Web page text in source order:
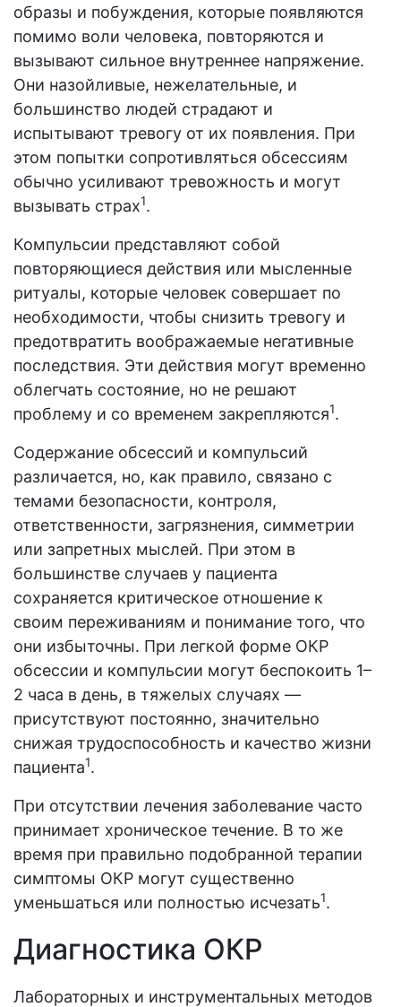
образы и побуждения, которые появляются
помимо воли человека, повторяются и
вызывают сильное внутреннее напряжение.
Они назойливые, нежелательные, и
большинство людей страдают и
испытывают тревогу от их появления. При
этом попытки сопротивляться обсессиям
обычно усиливают тревожность и могут
вызывать страх1.
Компульсии представляют собой
повторяющиеся действия или мысленные
ритуалы, которые человек совершает по
необходимости, чтобы снизить тревогу и
предотвратить воображаемые негативные
последствия. Эти действия могут временно
облегчать состояние, но не решают
проблему и со временем закрепляются1.
Содержание обсессий и компульсий
различается, но, как правило, связано с
темами безопасности, контроля,
ответственности, загрязнения, симметрии
или запретных мыслей. При этом в
большинстве случаев у пациента
сохраняется критическое отношение к
своим переживаниям и понимание того, что
они избыточны. При легкой форме ОКР
обсессии и компульсии могут беспокоить 1–
2 часа в день, в тяжелых случаях —
присутствуют постоянно, значительно
снижая трудоспособность и качество жизни
пациента1.
При отсутствии лечения заболевание часто
принимает хроническое течение. В то же
время при правильно подобранной терапии
симптомы ОКР могут существенно
уменьшаться или полностью исчезать1.
Диагностика ОКР
Лабораторных и инструментальных методов